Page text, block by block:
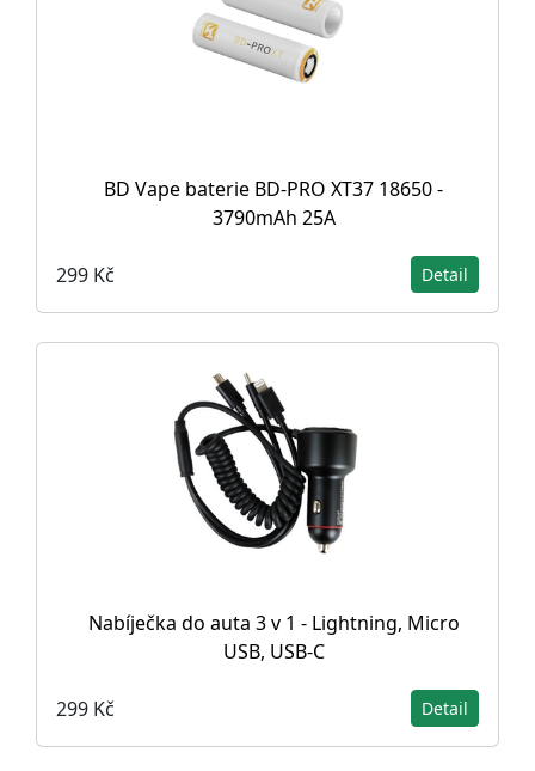
BD Vape baterie BD-PRO XT37 18650 -
3790mAh 25A
299 Kč Detail
Nabíječka do auta 3 v 1 - Lightning, Micro
USB, USB-C
299 Kč Detail